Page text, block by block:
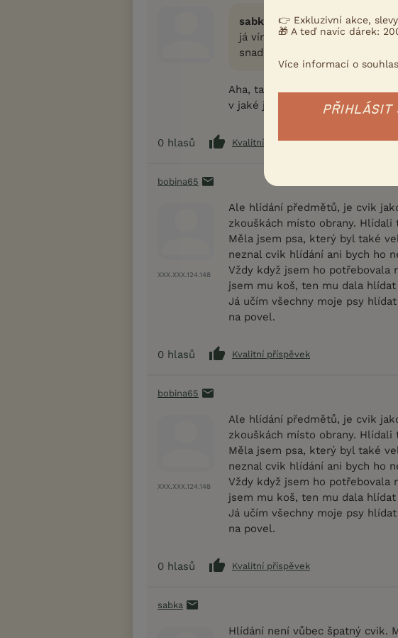
sabka napsal(a):
já vím, ale chtěla jsem
snadnejsiho pro výcvik 😊
Aha, tak tuhle fci plní určitě
v jaké jste fázi, co říká figurant?
0 hlasů Kvalitní příspěvek
bobina65
XXX.XXX.124.148
Ale hlídání předmětů, je cvik
zkouškách místo obrany. Hlídali
Měla jsem psa, který byl také
neznal cvik hlídání ani bych ho
Vždy když jsem ho potřebovala
jsem mu koš, ten mu dala
Já učím všechny moje psy
na povel.
0 hlasů Kvalitní příspěvek
bobina65
XXX.XXX.124.148
Ale hlídání předmětů, je cvik
zkouškách místo obrany. Hlídali
Měla jsem psa, který byl také
neznal cvik hlídání ani bych ho
Vždy když jsem ho potřebovala
jsem mu koš, ten mu dala
Já učím všechny moje psy
na povel.
0 hlasů Kvalitní příspěvek
sabka
Hlídání není vůbec špatný cvik.
👉 Exkluzivní akce,
🎁 A teď navíc dárek:
Více informací o
PŘIHLÁSIT